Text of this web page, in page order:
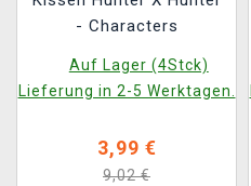
- Characters
Auf Lager (4Stck)
Lieferung in 2-5 Werktagen.
3,99 €
9,02 €